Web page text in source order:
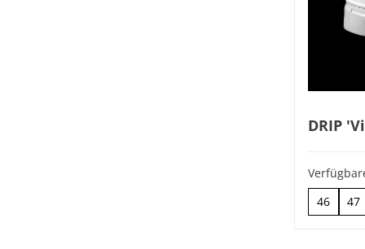
DRIP
46
47